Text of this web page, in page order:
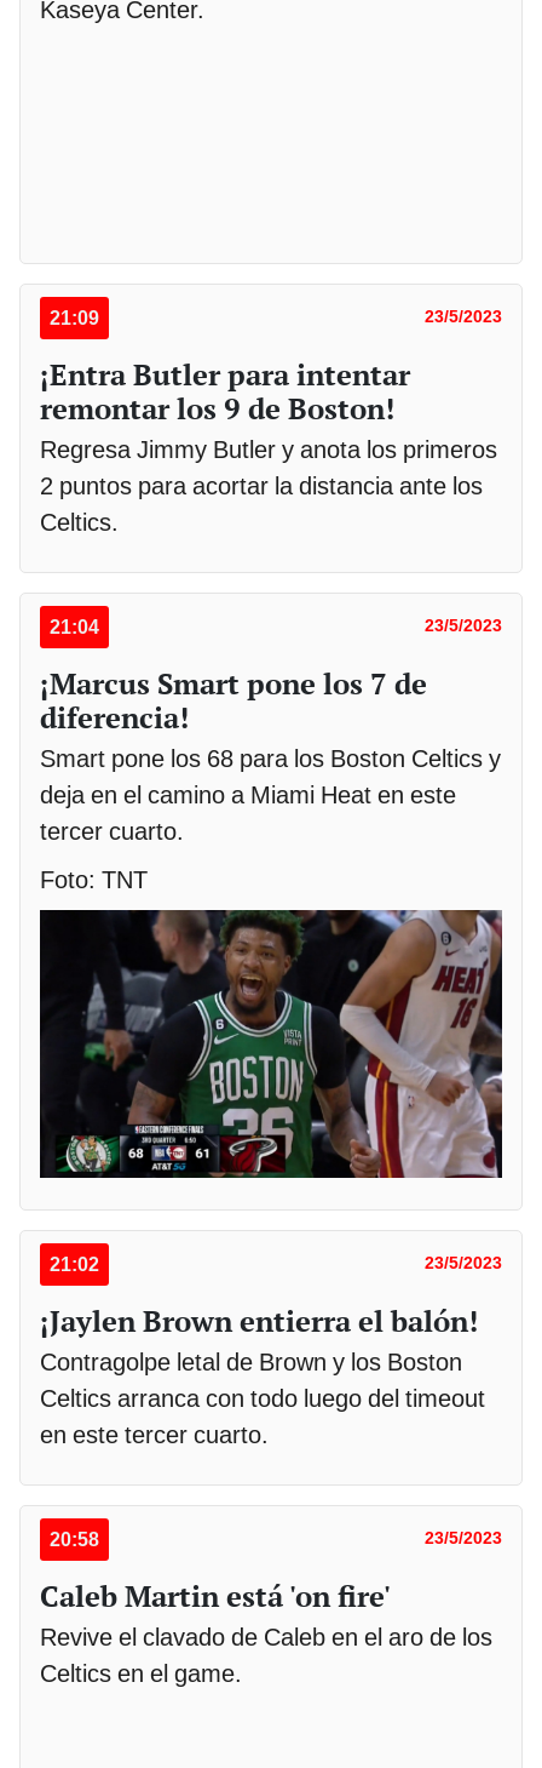
Kaseya Center.
21:09 23/5/2023
¡Entra Butler para intentar
remontar los 9 de Boston!
Regresa Jimmy Butler y anota los primeros
2 puntos para acortar la distancia ante los
Celtics.
21:04 23/5/2023
¡Marcus Smart pone los 7 de
diferencia!
Smart pone los 68 para los Boston Celtics y
deja en el camino a Miami Heat en este
tercer cuarto.
Foto: TNT
21:02 23/5/2023
¡Jaylen Brown entierra el balón!
Contragolpe letal de Brown y los Boston
Celtics arranca con todo luego del timeout
en este tercer cuarto.
20:58 23/5/2023
Caleb Martin está 'on fire'
Revive el clavado de Caleb en el aro de los
Celtics en el game.